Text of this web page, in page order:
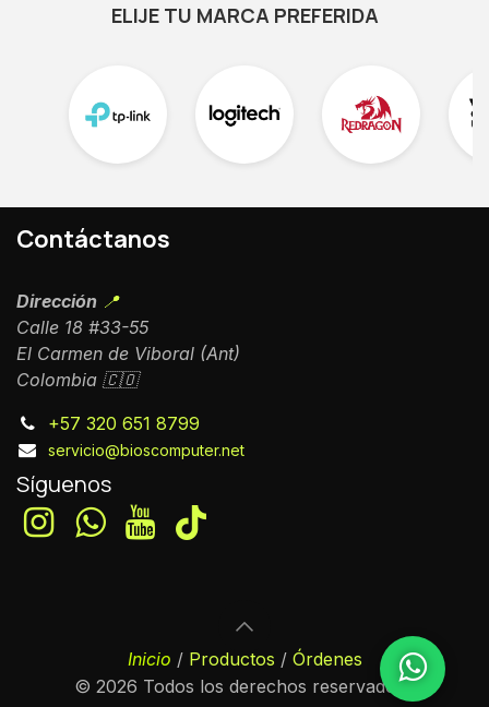
ELIJE TU MARCA PREFERIDA
Contáctanos
Dirección 📍
Calle 18 #33-55
El Carmen de Viboral (Ant)
Colombia 🇨🇴
+57 320 651 8799
servicio@bioscomputer.net
Síguenos
Inicio / Productos / Órdenes
© 2026 Todos los derechos reservados.